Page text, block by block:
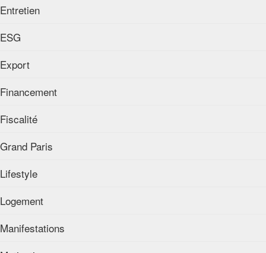
Entretien
ESG
Export
Financement
Fiscalité
Grand Paris
Lifestyle
Logement
Manifestations